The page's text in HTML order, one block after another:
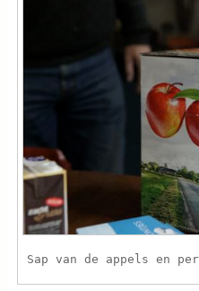
Sap van de appels en